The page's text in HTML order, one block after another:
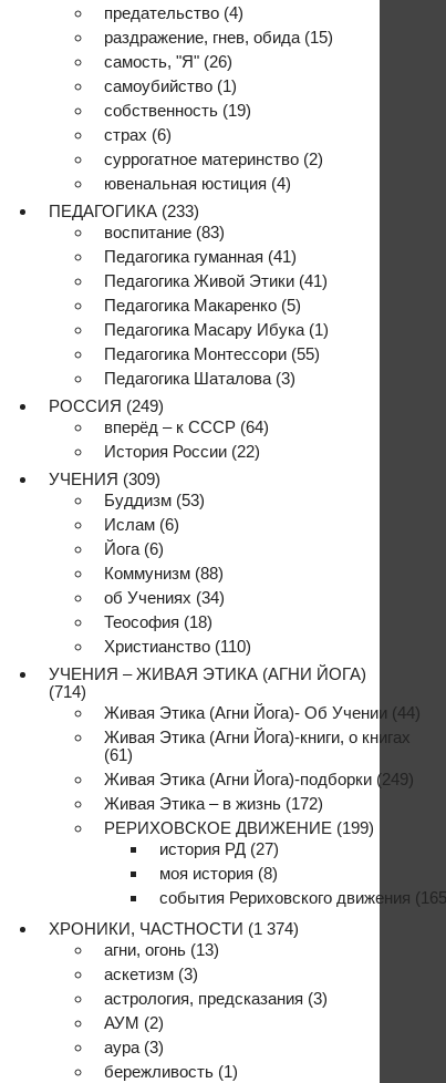
предательство (4)
раздражение, гнев, обида (15)
самость, "Я" (26)
самоубийство (1)
собственность (19)
страх (6)
суррогатное материнство (2)
ювенальная юстиция (4)
ПЕДАГОГИКА (233)
воспитание (83)
Педагогика гуманная (41)
Педагогика Живой Этики (41)
Педагогика Макаренко (5)
Педагогика Масару Ибука (1)
Педагогика Монтессори (55)
Педагогика Шаталова (3)
РОССИЯ (249)
вперёд – к СССР (64)
История России (22)
УЧЕНИЯ (309)
Буддизм (53)
Ислам (6)
Йога (6)
Коммунизм (88)
об Учениях (34)
Теософия (18)
Христианство (110)
УЧЕНИЯ – ЖИВАЯ ЭТИКА (АГНИ ЙОГА)
(714)
Живая Этика (Агни Йога)- Об Учении (44)
Живая Этика (Агни Йога)-книги, о книгах
(61)
Живая Этика (Агни Йога)-подборки (249)
Живая Этика – в жизнь (172)
РЕРИХОВСКОЕ ДВИЖЕНИЕ (199)
история РД (27)
моя история (8)
события Рериховского движения
ХРОНИКИ, ЧАСТНОСТИ (1 374)
агни, огонь (13)
аскетизм (3)
астрология, предсказания (3)
АУМ (2)
аура (3)
бережливость (1)